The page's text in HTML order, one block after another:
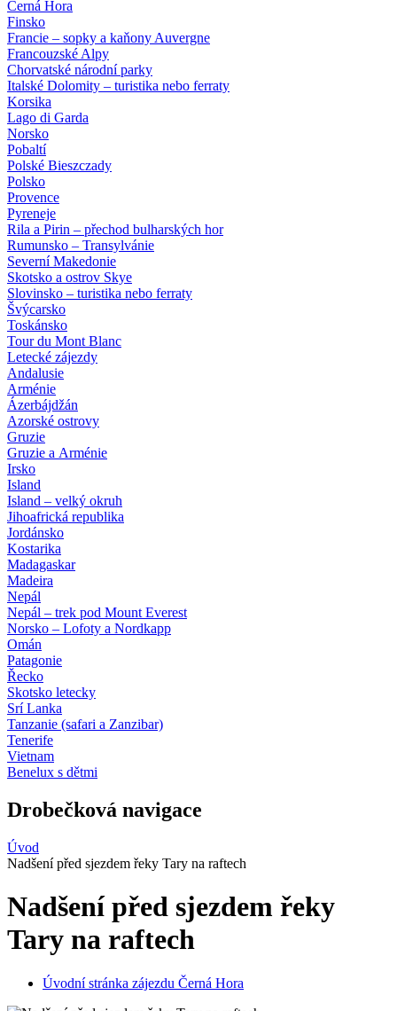
Černá Hora
Finsko
Francie – sopky a kaňony Auvergne
Francouzské Alpy
Chorvatské národní parky
Italské Dolomity – turistika nebo ferraty
Korsika
Lago di Garda
Norsko
Pobaltí
Polské Bieszczady
Polsko
Provence
Pyreneje
Rila a Pirin – přechod bulharských hor
Rumunsko – Transylvánie
Severní Makedonie
Skotsko a ostrov Skye
Slovinsko – turistika nebo ferraty
Švýcarsko
Toskánsko
Tour du Mont Blanc
Letecké zájezdy
Andalusie
Arménie
Ázerbájdžán
Azorské ostrovy
Gruzie
Gruzie a Arménie
Irsko
Island
Island – velký okruh
Jihoafrická republika
Jordánsko
Kostarika
Madagaskar
Madeira
Nepál
Nepál – trek pod Mount Everest
Norsko – Lofoty a Nordkapp
Omán
Patagonie
Řecko
Skotsko letecky
Srí Lanka
Tanzanie (safari a Zanzibar)
Tenerife
Vietnam
Benelux s dětmi
Drobečková navigace
Úvod
Nadšení před sjezdem řeky Tary na raftech
Nadšení před sjezdem řeky
Tary na raftech
Úvodní stránka zájezdu Černá Hora